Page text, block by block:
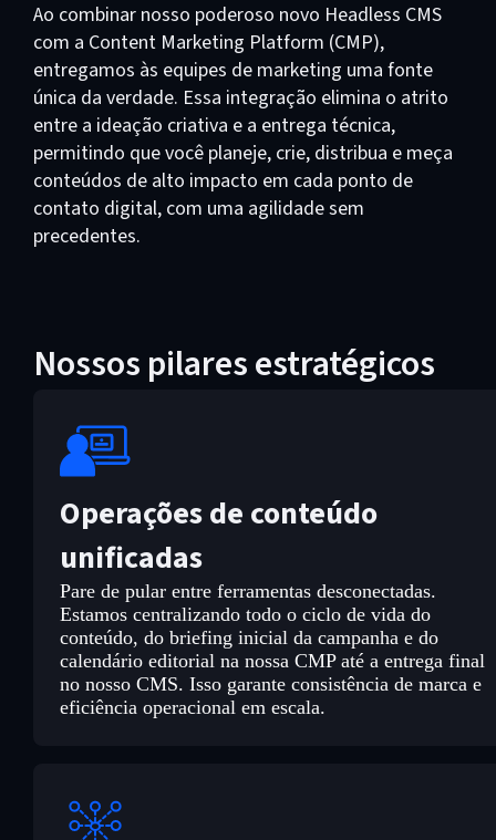
Ao combinar nosso poderoso novo Headless CMS
com a Content Marketing Platform (CMP),
entregamos às equipes de marketing uma fonte
única da verdade. Essa integração elimina o atrito
entre a ideação criativa e a entrega técnica,
permitindo que você planeje, crie, distribua e meça
conteúdos de alto impacto em cada ponto de
contato digital, com uma agilidade sem
precedentes.
Nossos pilares estratégicos
Operações de conteúdo
unificadas
Pare de pular entre ferramentas desconectadas.
Estamos centralizando todo o ciclo de vida do
conteúdo, do briefing inicial da campanha e do
calendário editorial na nossa CMP até a entrega final
no nosso CMS. Isso garante consistência de marca e
eficiência operacional em escala.